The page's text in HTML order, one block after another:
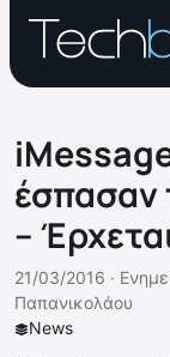
–
News
21/03/2016 ·
Παπανικολάου